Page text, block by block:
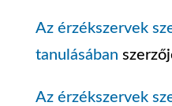
Az érzékszervek
tanulásában
Az érzékszervek